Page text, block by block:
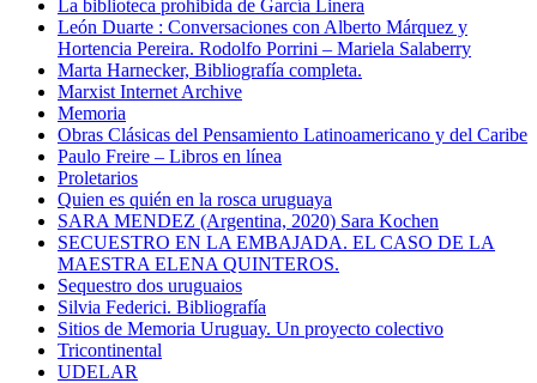
La biblioteca prohibida de García Linera
León Duarte : Conversaciones con Alberto Márquez y
Hortencia Pereira. Rodolfo Porrini – Mariela Salaberry
Marta Harnecker, Bibliografía completa.
Marxist Internet Archive
Memoria
Obras Clásicas del Pensamiento Latinoamericano y del Caribe
Paulo Freire – Libros en línea
Proletarios
Quien es quién en la rosca uruguaya
SARA MENDEZ (Argentina, 2020) Sara Kochen
SECUESTRO EN LA EMBAJADA. EL CASO DE LA
MAESTRA ELENA QUINTEROS.
Sequestro dos uruguaios
Silvia Federici. Bibliografía
Sitios de Memoria Uruguay. Un proyecto colectivo
Tricontinental
UDELAR